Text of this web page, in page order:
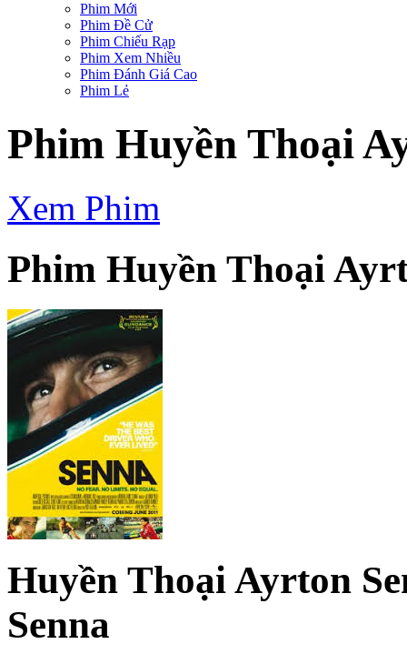
Phim Mới
Phim Đề Cử
Phim Chiếu Rạp
Phim Xem Nhiều
Phim Đánh Giá Cao
Phim Lẻ
Phim Huyền Thoại
Xem Phim
Phim Huyền Thoại
Huyền Thoại Ayrton
Senna